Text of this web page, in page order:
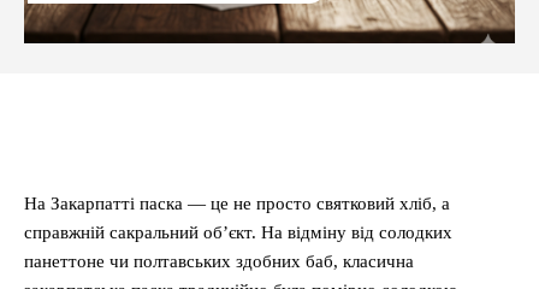
На Закарпатті паска — це не просто святковий хліб, а
справжній сакральний об’єкт. На відміну від солодких
панеттоне чи полтавських здобних баб, класична